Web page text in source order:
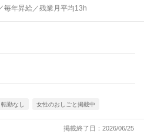
毎年昇給／残業月平均13h
転勤なし 女性のおしごと掲載中
掲載終了日：2026/06/25